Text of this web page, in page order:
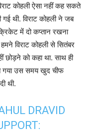
कोहली ऐसा नहीं कह सकते
गई थी. विराट कोहली ने जब
में दो कप्तान रखना
विराट कोहली से सितंबर
छोड़ने को कहा था. साथ ही
गया उस समय खुद चीफ
थी.
DRAVID